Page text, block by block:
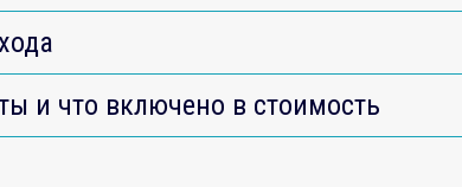
и что включено в стоимость